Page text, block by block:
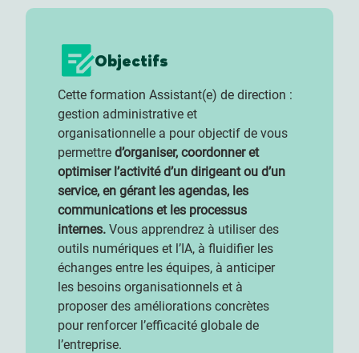
Objectifs
Cette formation Assistant(e) de direction :
gestion administrative et
organisationnelle a pour objectif de vous
permettred’organiser, coordonner et
optimiser l’activité d’un dirigeant ou d’un
service, en gérant les agendas, les
communications et les processus
internes. Vous apprendrez à utiliser des
outils numériques et l’IA, à fluidifier les
échanges entre les équipes, à anticiper
les besoins organisationnels et à
proposer des améliorations concrètes
pour renforcer l’efficacité globale de
l’entreprise.